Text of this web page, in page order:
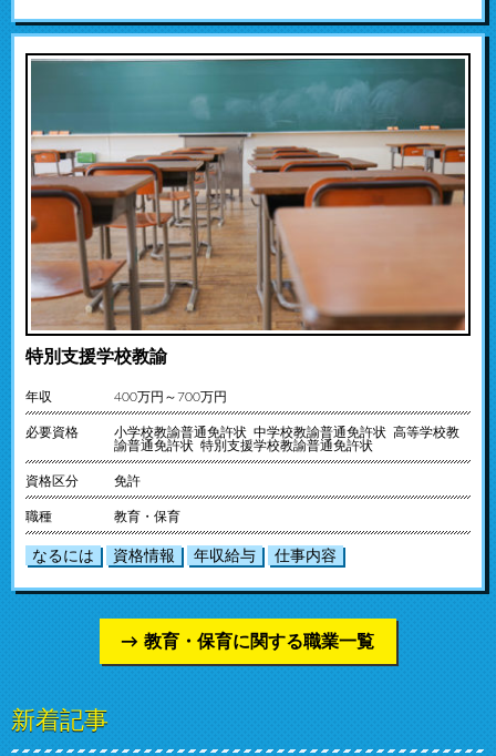
特別支援学校教諭
年収 400万円～700万円
必要資格
小学校教諭普通免許状 中学校教諭普通免許状 高等学校教
諭普通免許状 特別支援学校教諭普通免許状
資格区分 免許
職種 教育・保育
なるには 資格情報 年収給与 仕事内容
教育・保育に関する職業一覧
新着記事